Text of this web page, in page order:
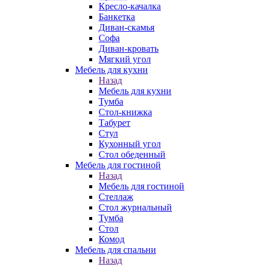
Кресло-качалка
Банкетка
Диван-скамья
Софа
Диван-кровать
Мягкий угол
Мебель для кухни
Назад
Мебель для кухни
Тумба
Стол-книжка
Табурет
Стул
Кухонный угол
Стол обеденный
Мебель для гостиной
Назад
Мебель для гостиной
Стеллаж
Стол журнальный
Тумба
Стол
Комод
Мебель для спальни
Назад